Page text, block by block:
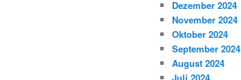
Dezember 2024
November 2024
Oktober 2024
September 2024
August 2024